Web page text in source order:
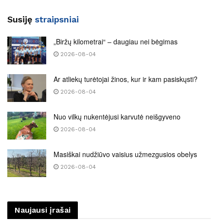
Susiję straipsniai
„Biržų kilometrai“ – daugiau nei bėgimas
2026-08-04
Ar atliekų turėtojai žinos, kur ir kam pasiskųsti?
2026-08-04
Nuo vilkų nukentėjusi karvutė neišgyveno
2026-08-04
Masiškai nudžiūvo vaisius užmezgusios obelys
2026-08-04
Naujausi įrašai